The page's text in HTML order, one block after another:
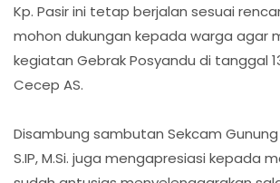
Kp. Pasir ini tetap berjalan sesuai
mohon dukungan kepada warga agar
kegiatan Gebrak Posyandu di tanggal
Cecep AS.
Disambung sambutan Sekcam Gunung
S.IP, M.Si. juga mengapresiasi kepada